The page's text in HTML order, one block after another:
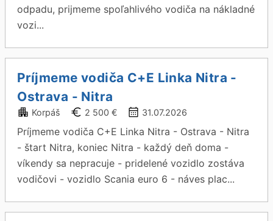
odpadu, prijmeme spoľahlivého vodiča na nákladné
vozi...
Príjmeme vodiča C+E Linka Nitra -
Ostrava - Nitra
Korpáš 2 500 € 31.07.2026
Príjmeme vodiča C+E Linka Nitra - Ostrava - Nitra
- štart Nitra, koniec Nitra - každý deň doma -
víkendy sa nepracuje - pridelené vozidlo zostáva
vodičovi - vozidlo Scania euro 6 - náves plac...